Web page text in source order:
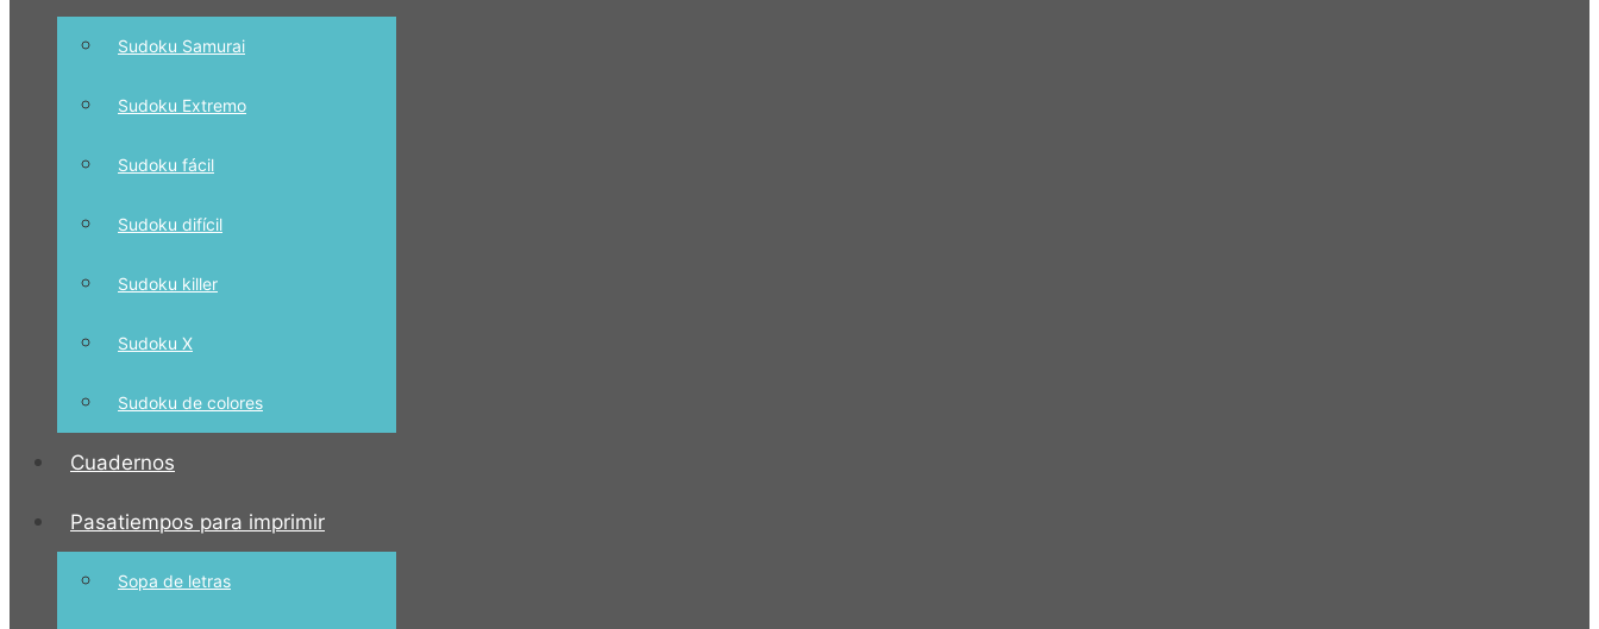
Sudoku Samurai
Sudoku Extremo
Sudoku fácil
Sudoku difícil
Sudoku killer
Sudoku X
Sudoku de colores
Cuadernos
Pasatiempos para imprimir
Sopa de letras